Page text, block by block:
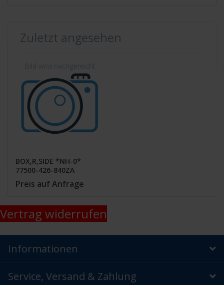
Zuletzt angesehen
BOX,R,SIDE *NH-0*
77500-426-840ZA
Preis auf Anfrage
Vertrag widerrufen
Informationen
Service, Versand & Zahlung